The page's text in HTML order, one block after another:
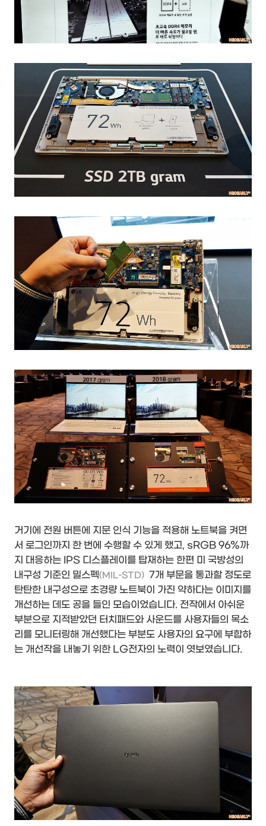
거기에 전원 버튼에 지문 인식 기능을 적용해 노트북을 켜면
서 로그인까지 한 번에 수행할 수 있게 했고, sRGB 96%까
지 대응하는 IPS 디스플레이를 탑재하는 한편 미 국방성의
내구성 기준인 밀스펙(MIL-STD) 7개 부문을 통과할 정도로
탄탄한 내구성으로 초경량 노트북이 가진 약하다는 이미지를
개선하는 데도 공을 들인 모습이었습니다. 전작에서 아쉬운
부분으로 지적받았던 터치패드와 사운드를 사용자들의 목소
리를 모니터링해 개선했다는 부분도 사용자의 요구에 부합하
는 개선작을 내놓기 위한 LG전자의 노력이 엿보였습니다.